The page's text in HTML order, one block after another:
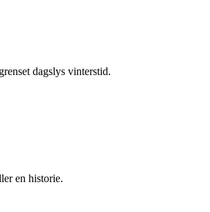
dagslys vinterstid.
en historie.